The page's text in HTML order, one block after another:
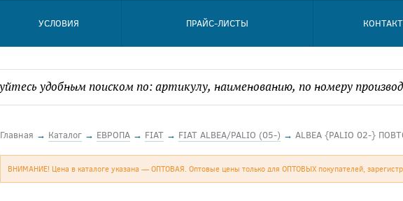
УСЛОВИЯ ПРАЙС-ЛИСТЫ
Главная → Каталог → ЕВРОПА → FIAT → FIAT ALBEA/PALIO (05-) → ALBEA {PALIO 02-}
ВНИМАНИЕ! Цена в каталоге указана — ОПТОВАЯ. Оптовые цены только для ОПТОВЫХ покупателей,